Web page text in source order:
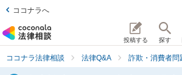
ココナラへ
投稿する 探す
ココナラ法律相談 法律Q&A 詐欺・消費者問